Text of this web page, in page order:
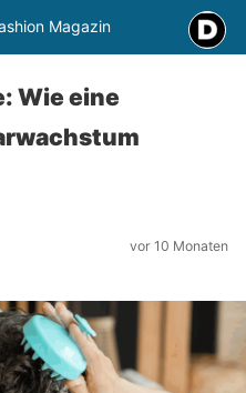
Magazin
Wie eine
vor 10 Monaten